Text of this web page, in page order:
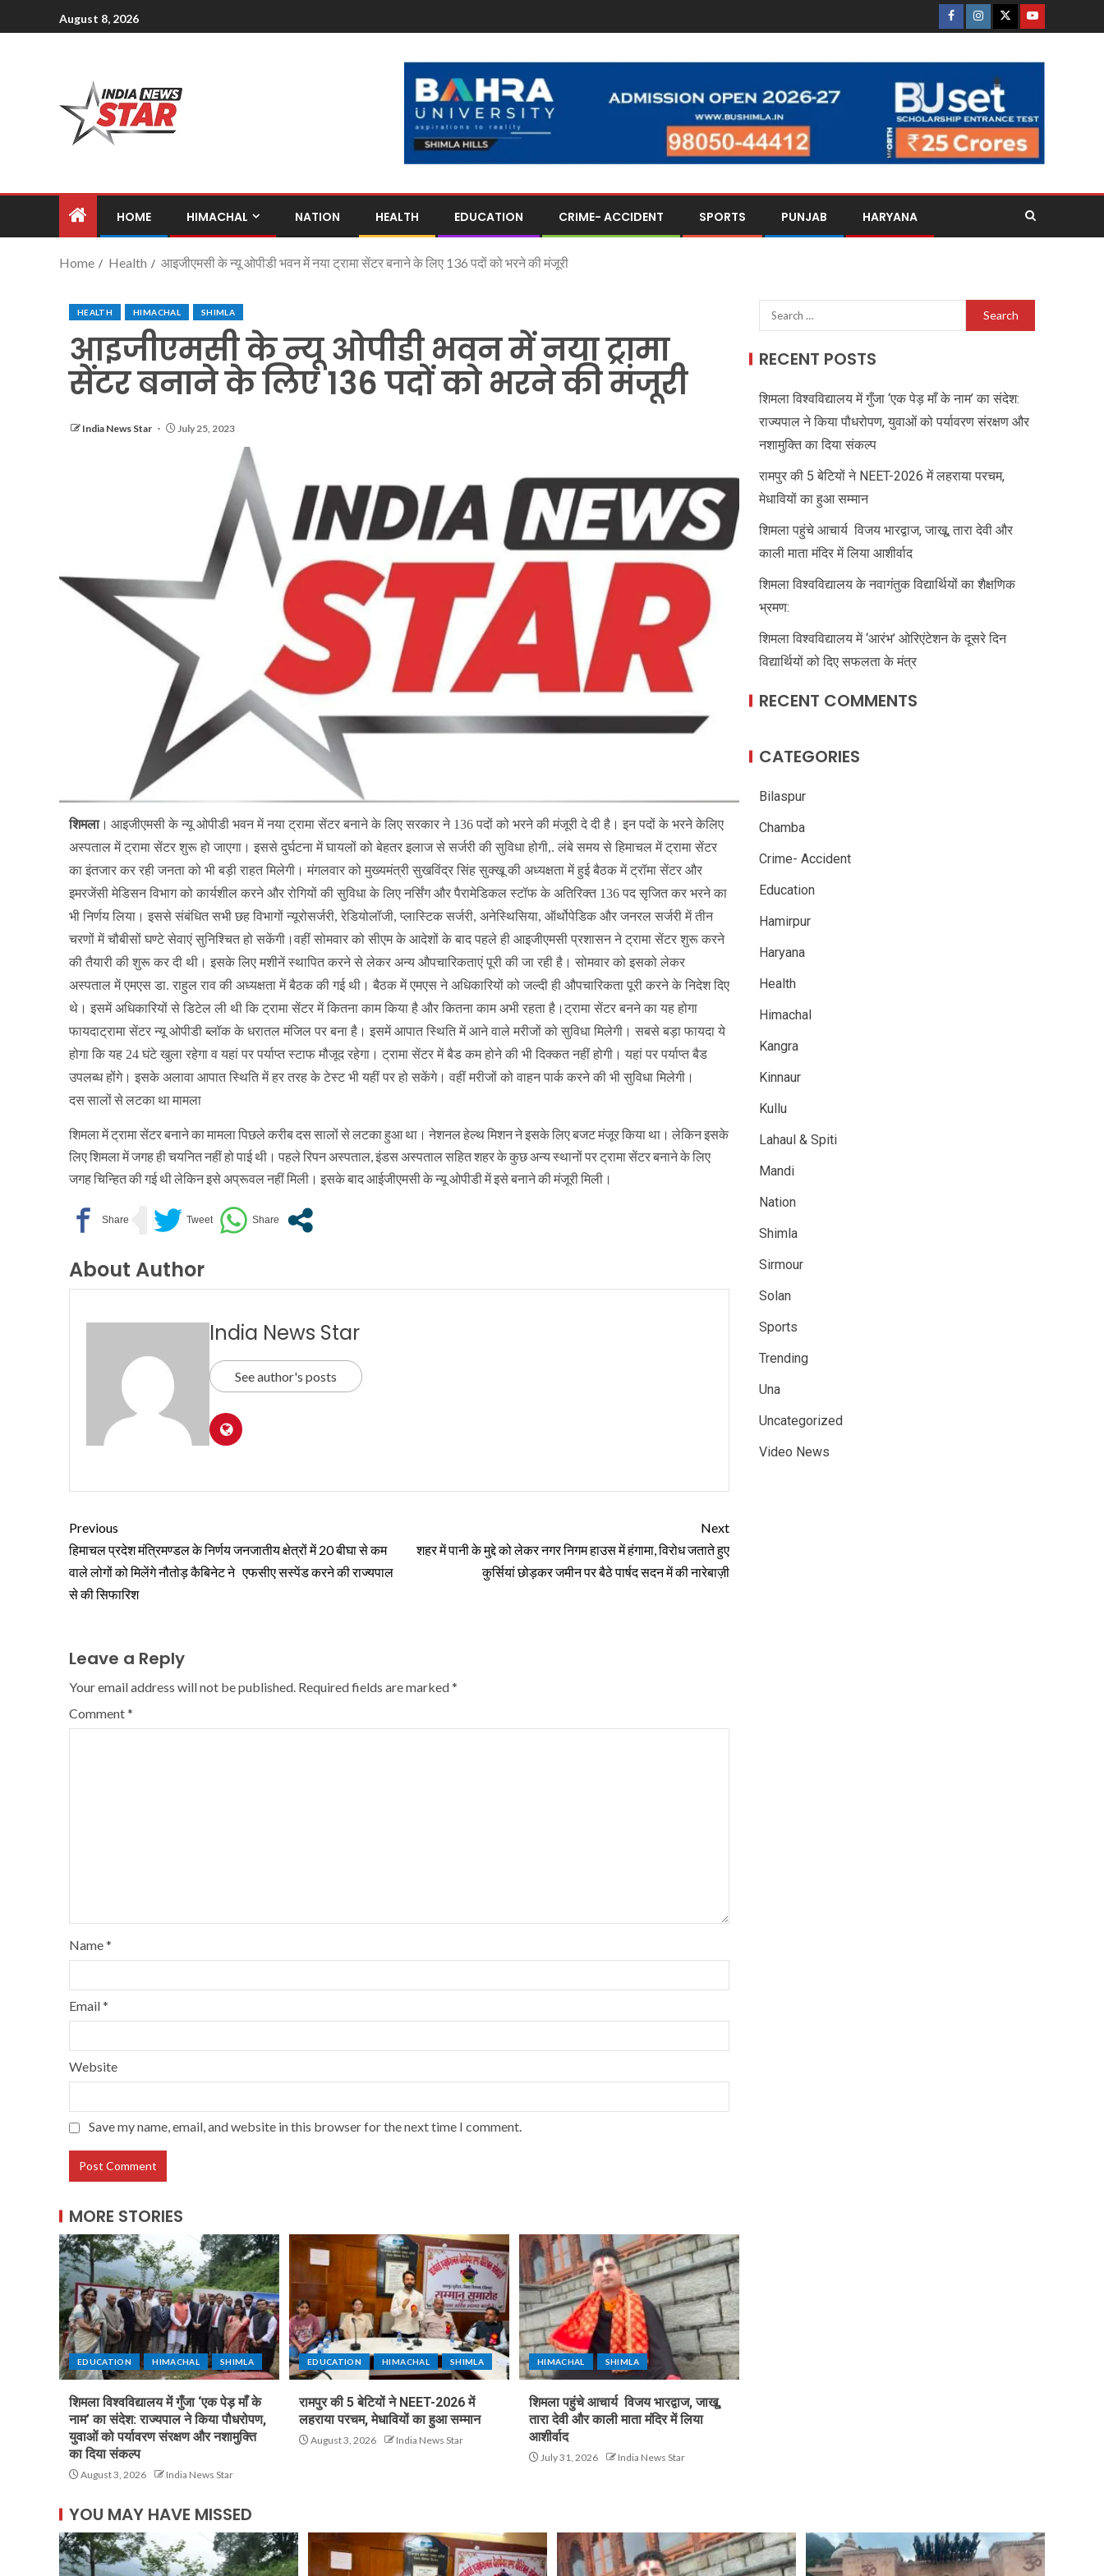
August 8, 2026
HOME HIMACHAL NATION HEALTH EDUCATION CRIME- ACCIDENT SPORTS PUNJAB HARYANA
Home Health आइजीएमसी के न्यू ओपीडी भवन में नया ट्रामा सेंटर बनाने के लिए 136 पदों को भरने की मंजूरी
HEALTH HIMACHAL SHIMLA
आइजीएमसी के न्यू ओपीडी भवन में नया ट्रामा
सेंटर बनाने के लिए 136 पदों को भरने की मंजूरी
India News Star July 25, 2023
शिमला। आइजीएमसी के न्यू ओपीडी भवन में नया ट्रामा सेंटर बनाने के लिए सरकार ने 136 पदों को भरने की मंजूरी दे दी है। इन पदों के भरने केलिए
अस्पताल में ट्रामा सेंटर शुरू हो जाएगा। इससे दुर्घटना में घायलों को बेहतर इलाज से सर्जरी की सुविधा होगी,. लंबे समय से हिमाचल में ट्रामा सेंटर
का इंतजार कर रही जनता को भी बड़ी राहत मिलेगी। मंगलवार को मुख्यमंत्री सुखविंद्र सिंह सुक्खू की अध्यक्षता में हुई बैठक में ट्रॉमा सेंटर और
इमरजेंसी मेडिसन विभाग को कार्यशील करने और रोगियों की सुविधा के लिए नर्सिंग और पैरामेडिकल स्टॉफ के अतिरिक्त 136 पद सृजित कर भरने का
भी निर्णय लिया। इससे संबंधित सभी छह विभागों न्यूरोसर्जरी, रेडियोलॉजी, प्लास्टिक सर्जरी, अनेस्थिसिया, ऑर्थोपेडिक और जनरल सर्जरी में तीन
चरणों में चौबीसों घण्टे सेवाएं सुनिश्चित हो सकेंगी।वहीं सोमवार को सीएम के आदेशों के बाद पहले ही आइजीएमसी प्रशासन ने ट्रामा सेंटर शुरू करने
की तैयारी की शुरू कर दी थी। इसके लिए मशीनें स्थापित करने से लेकर अन्य औपचारिकताएं पूरी की जा रही है। सोमवार को इसको लेकर
अस्पताल में एमएस डा. राहुल राव की अध्यक्षता में बैठक की गई थी। बैठक में एमएस ने अधिकारियों को जल्दी ही औपचारिकता पूरी करने के निदेश दिए
थे। इसमें अधिकारियों से डिटेल ली थी कि ट्रामा सेंटर में कितना काम किया है और कितना काम अभी रहता है।ट्रामा सेंटर बनने का यह होगा
फायदाट्रामा सेंटर न्यू ओपीडी ब्लॉक के धरातल मंजिल पर बना है। इसमें आपात स्थिति में आने वाले मरीजों को सुविधा मिलेगी। सबसे बड़ा फायदा ये
होगा कि यह 24 घंटे खुला रहेगा व यहां पर पर्याप्त स्टाफ मौजूद रहेगा। ट्रामा सेंटर में बैड कम होने की भी दिक्कत नहीं होगी। यहां पर पर्याप्त बैड
उपलब्ध होंगे। इसके अलावा आपात स्थिति में हर तरह के टेस्ट भी यहीं पर हो सकेंगे। वहीं मरीजों को वाहन पार्क करने की भी सुविधा मिलेगी।
दस सालों से लटका था मामला
शिमला में ट्रामा सेंटर बनाने का मामला पिछले करीब दस सालों से लटका हुआ था। नेशनल हेल्थ मिशन ने इसके लिए बजट मंजूर किया था। लेकिन इसके
लिए शिमला में जगह ही चयनित नहीं हो पाई थी। पहले रिपन अस्पताल, इंडस अस्पताल सहित शहर के कुछ अन्य स्थानों पर ट्रामा सेंटर बनाने के लिए
जगह चिन्हित की गई थी लेकिन इसे अप्रूवल नहीं मिली। इसके बाद आईजीएमसी के न्यू ओपीडी में इसे बनाने की मंजूरी मिली।
About Author
India News Star
See author's posts
Previous
हिमाचल प्रदेश मंत्रिमण्डल के निर्णय जनजातीय क्षेत्रों में 20 बीघा से कम
वाले लोगों को मिलेंगे नौतोड़ कैबिनेट ने एफसीए सस्पेंड करने की राज्यपाल
से की सिफारिश
Next
शहर में पानी के मुद्दे को लेकर नगर निगम हाउस में हंगामा, विरोध जताते हुए
कुर्सियां छोड़कर जमीन पर बैठे पार्षद सदन में की नारेबाज़ी
Leave a Reply
Your email address will not be published. Required fields are marked*
Comment*
Name*
Email*
Website
Save my name, email, and website in this browser for the next time I comment.
MORE STORIES
EDUCATION HIMACHAL SHIMLA
शिमला विश्वविद्यालय में गुँजा ‘एक पेड़ माँ के
नाम’ का संदेश: राज्यपाल ने किया पौधरोपण,
युवाओं को पर्यावरण संरक्षण और नशामुक्ति
का दिया संकल्प
August 3, 2026 India News Star
EDUCATION HIMACHAL SHIMLA
रामपुर की 5 बेटियों ने NEET-2026 में
लहराया परचम, मेधावियों का हुआ सम्मान
August 3, 2026 India News Star
HIMACHAL SHIMLA
शिमला पहुंचे आचार्य विजय भारद्वाज, जाखू,
तारा देवी और काली माता मंदिर में लिया
आशीर्वाद
July 31, 2026 India News Star
RECENT POSTS
शिमला विश्वविद्यालय में गुँजा ‘एक पेड़ माँ के नाम’ का संदेश:
राज्यपाल ने किया पौधरोपण, युवाओं को पर्यावरण संरक्षण और
नशामुक्ति का दिया संकल्प
रामपुर की 5 बेटियों ने NEET-2026 में लहराया परचम,
मेधावियों का हुआ सम्मान
शिमला पहुंचे आचार्य विजय भारद्वाज, जाखू, तारा देवी और
काली माता मंदिर में लिया आशीर्वाद
शिमला विश्वविद्यालय के नवागंतुक विद्यार्थियों का शैक्षणिक
भ्रमण:
शिमला विश्वविद्यालय में ‘आरंभ’ ओरिएंटेशन के दूसरे दिन
विद्यार्थियों को दिए सफलता के मंत्र
RECENT COMMENTS
CATEGORIES
Bilaspur
Chamba
Crime- Accident
Education
Hamirpur
Haryana
Health
Himachal
Kangra
Kinnaur
Kullu
Lahaul & Spiti
Mandi
Nation
Shimla
Sirmour
Solan
Sports
Trending
Una
Uncategorized
Video News
YOU MAY HAVE MISSED